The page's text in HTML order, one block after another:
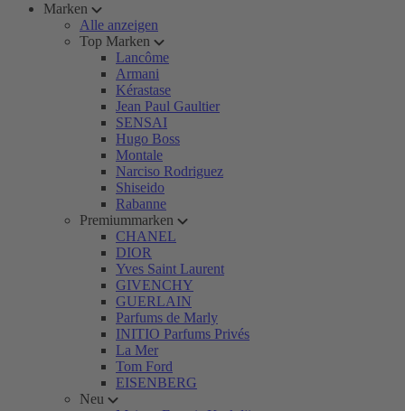
Marken
Alle anzeigen
Top Marken
Lancôme
Armani
Kérastase
Jean Paul Gaultier
SENSAI
Hugo Boss
Montale
Narciso Rodriguez
Shiseido
Rabanne
Premiummarken
CHANEL
DIOR
Yves Saint Laurent
GIVENCHY
GUERLAIN
Parfums de Marly
INITIO Parfums Privés
La Mer
Tom Ford
EISENBERG
Neu